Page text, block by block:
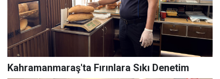
Kahramanmaraş'ta Fırınlara Sıkı Denetim